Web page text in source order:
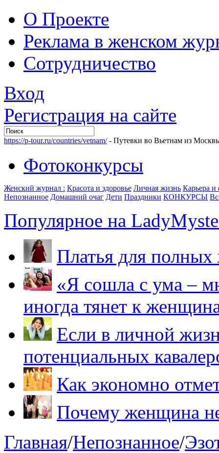
О Проекте
Реклама в женском
Сотрудничество
Вход
Регистрация на сайте
https://p-tour.ru/countries/vetnam/- Путевки во Вьетнам из
Фотоконкурсы
Женский журнал : Красота и здоровье Личная жизнь Карьера
Непознанное Домашний очаг Дети Праздники КОНКУРСЫ
Популярное на
Платья для
«Я сошла с ума –
иногда тянет к
Если в личной
потенциальных
Как экономно
Почему женщина
Главная/Непознанное/